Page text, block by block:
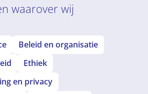
waarover wij
Beleid en organisatie
Ethiek
en privacy